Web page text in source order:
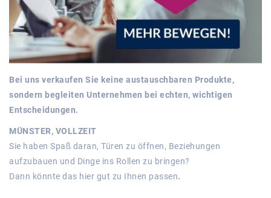
Bei uns verkaufen Sie keine austauschbaren Produkte,
sondern begleiten Unternehmen bei echten, wichtigen
Entscheidungen.
MÜNSTER, VOLLZEIT
Sie haben Spaß daran, Türen zu öffnen, Beziehungen
aufzubauen und Dinge ins Rollen zu bringen?
Dann könnte das hier gut zu Ihnen passen.